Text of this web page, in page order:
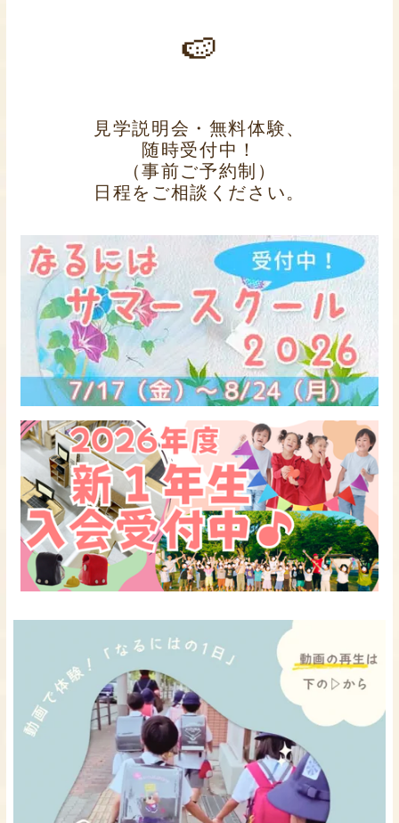
🍉
見学説明会・無料体験、
随時受付中！
（事前ご予約制）
日程をご相談ください。